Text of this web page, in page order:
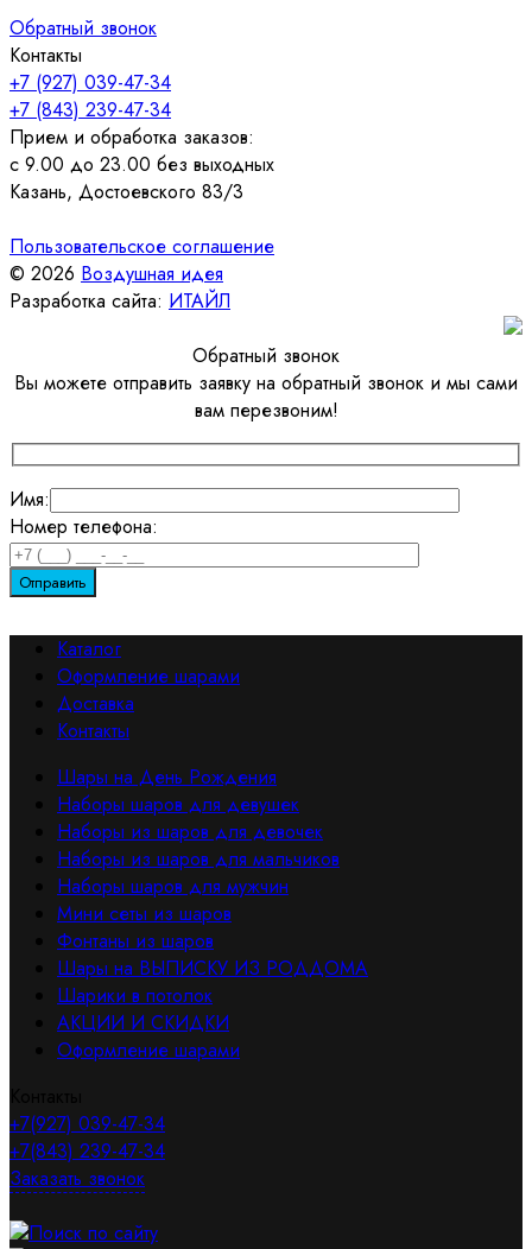
Обратный звонок
Контакты
+7 (927) 039-47-34
+7 (843) 239-47-34
Прием и обработка заказов:
с 9.00 до 23.00 без выходных
Казань, Достоевского 83/3
Пользовательское соглашение
© 2026 Воздушная идея
Разработка сайта: ИТАЙЛ
Обратный звонок
Вы можете отправить заявку на обратный звонок и мы сами
вам перезвоним!
Имя:
Номер телефона:
Каталог
Оформление шарами
Доставка
Контакты
Шары на День Рождения
Наборы шаров для девушек
Наборы из шаров для девочек
Наборы из шаров для мальчиков
Наборы шаров для мужчин
Мини сеты из шаров
Фонтаны из шаров
Шары на ВЫПИСКУ ИЗ РОДДОМА
Шарики в потолок
АКЦИИ И СКИДКИ
Оформление шарами
+7(927) 039-47-34
+7(843) 239-47-34
Заказать звонок
Поиск по сайту